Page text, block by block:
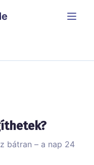
bátran – a nap 24